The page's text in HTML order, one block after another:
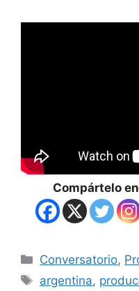
Compártelo
Conversatorio,
argentina,